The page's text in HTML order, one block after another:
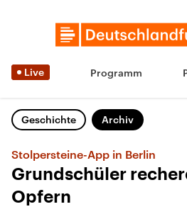
Live Programm
Geschichte Archiv
Stolpersteine-App in Berlin
Grundschüler
Opfern